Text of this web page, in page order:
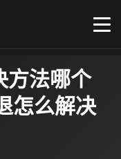
方法哪个
怎么解决